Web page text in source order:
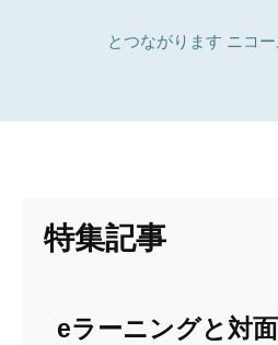
とつながります ニコ
特集記事
eラーニングと対